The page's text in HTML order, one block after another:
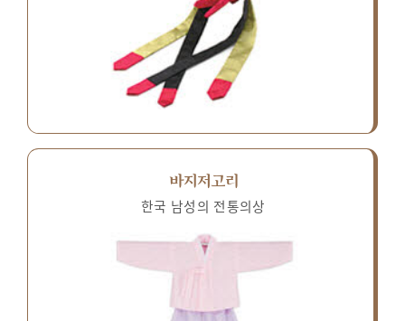
바지저고리
한국 남성의 전통의상